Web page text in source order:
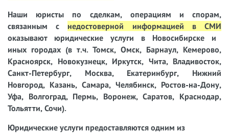
Наши юристы
по сделкам, операциям и спорам,
связанным с недостоверной информацией в СМИ
оказывают юридические услуги в Новосибирске и
иных городах (в т.ч. Томск, Омск, Барнаул, Кемерово,
Красноярск, Новокузнецк, Иркутск, Чита, Владивосток,
Санкт-Петербург, Москва, Екатеринбург, Нижний
Новгород, Казань, Самара, Челябинск, Ростов-на-Дону,
Уфа, Волгоград, Пермь, Воронеж, Саратов, Краснодар,
Тольятти, Сочи).
Юридические услуги предоставляются одним из